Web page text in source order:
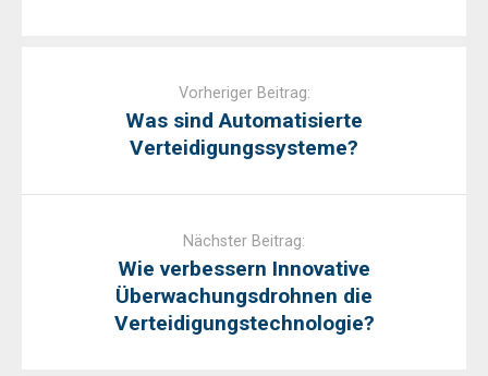
Vorheriger Beitrag:
Was sind Automatisierte
Verteidigungssysteme?
Nächster Beitrag:
Wie verbessern Innovative
Überwachungsdrohnen die
Verteidigungstechnologie?